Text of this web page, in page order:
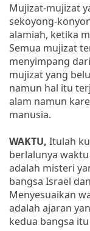
Mujizat-mujizat
sekoyong-
alamiah, ketika
Semua mujizat
menyimpang
mujizat yang
namun hal itu
alam namun
manusia.
WAKTU, Itulah
berlalunya
adalah misteri
bangsa Israel
Menyesuaikan
adalah ajaran
kedua bangsa